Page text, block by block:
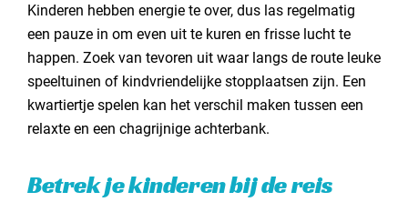
Kinderen hebben energie te over, dus las regelmatig
een pauze in om even uit te kuren en frisse lucht te
happen. Zoek van tevoren uit waar langs de route leuke
speeltuinen of kindvriendelijke stopplaatsen zijn. Een
kwartiertje spelen kan het verschil maken tussen een
relaxte en een chagrijnige achterbank.
Betrek je kinderen bij de reis